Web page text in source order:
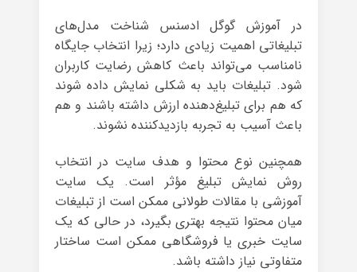
در آموزش گوگل ادسنس شناخت مدل‌های
تبلیغاتی اهمیت زیادی دارد؛ زیرا انتخاب جایگاه
نامناسب می‌تواند باعث کاهش رضایت کاربران
شود. تبلیغات باید به شکلی نمایش داده شوند
که هم برای تبلیغ‌دهنده ارزش داشته باشند و هم
باعث آسیب به تجربه بازدیدکننده نشوند.
همچنین نوع محتوا و هدف سایت در انتخاب
روش نمایش تبلیغ مؤثر است. یک سایت
آموزشی با مقالات طولانی ممکن است از تبلیغات
میان محتوا نتیجه بهتری بگیرد، در حالی که یک
سایت خبری یا فروشگاهی ممکن است ساختار
متفاوتی نیاز داشته باشد.